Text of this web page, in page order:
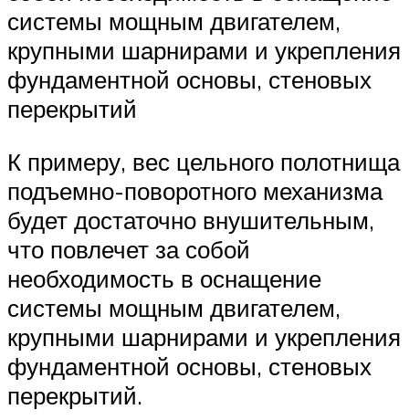
системы мощным двигателем,
крупными шарнирами и укрепления
фундаментной основы, стеновых
перекрытий
К примеру, вес цельного полотнища
подъемно-поворотного механизма
будет достаточно внушительным,
что повлечет за собой
необходимость в оснащение
системы мощным двигателем,
крупными шарнирами и укрепления
фундаментной основы, стеновых
перекрытий.